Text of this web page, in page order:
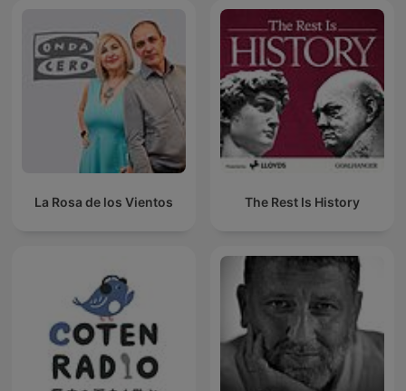
La Rosa de los Vientos The Rest Is History